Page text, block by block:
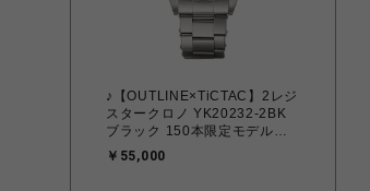
♪【OUTLINE×TiCTAC】2レジ
スタークロノ YK20232-2BK
ブラック 150本限定モデル
OUTLINE x TiCTAC
￥55,000